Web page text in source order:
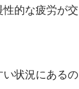
的な疲労が交
状況にあるの